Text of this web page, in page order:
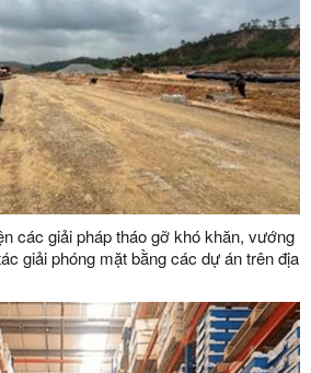
các giải pháp tháo gỡ khó khăn, vướng
giải phóng mặt bằng các dự án trên địa